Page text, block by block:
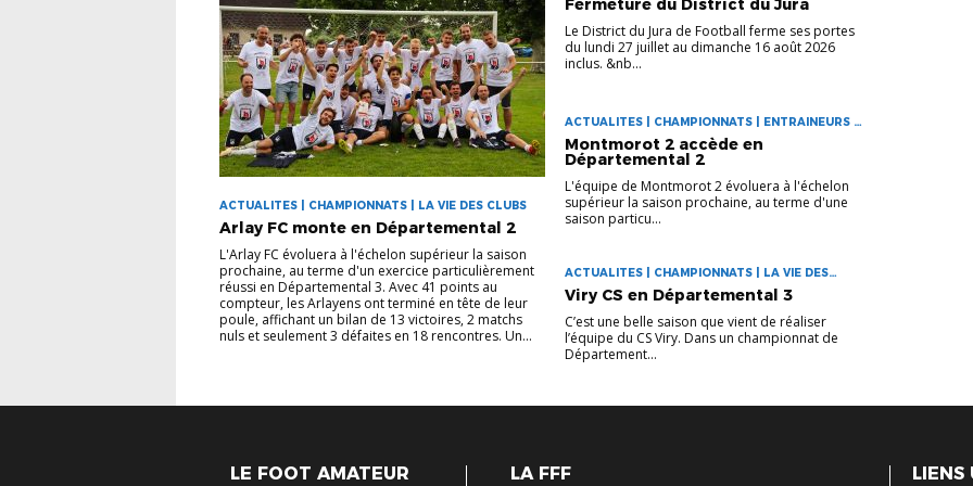
ACTUALITES | CHAMPIONNATS | LA VIE DES CLUBS
Arlay FC monte en Départemental 2
L'Arlay FC évoluera à l'échelon supérieur la saison
prochaine, au terme d'un exercice particulièrement
réussi en Départemental 3. Avec 41 points au
compteur, les Arlayens ont terminé en tête de leur
poule, affichant un bilan de 13 victoires, 2 matchs
nuls et seulement 3 défaites en 18 rencontres. Un...
Fermeture du District du Jura
Le District du Jura de Football ferme ses portes
du lundi 27 juillet au dimanche 16 août 2026
inclus. &nb...
ACTUALITES | CHAMPIONNATS | ENTRAINEURS |
LA VIE DES CLUBS
Montmorot 2 accède en
Départemental 2
L'équipe de Montmorot 2 évoluera à l'échelon
supérieur la saison prochaine, au terme d'une
saison particu...
ACTUALITES | CHAMPIONNATS | LA VIE DES
CLUBS
Viry CS en Départemental 3
C’est une belle saison que vient de réaliser
l’équipe du CS Viry. Dans un championnat de
Département...
LE FOOT AMATEUR LA FFF LIENS